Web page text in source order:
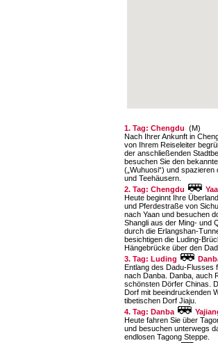
1. Tag: Chengdu (M)
Nach Ihrer Ankunft in
von Ihrem Reiseleiter
der anschließenden
besuchen Sie den
(„Wuhuosi“) und
und Teehäusern.
2. Tag: Chengdu
Heute beginnt Ihre
und Pferdestraße von
nach Yaan und besuchen
Shangli aus der Ming- und
durch die Erlangshan-
besichtigen die Luding-
Hängebrücke über den
3. Tag: Luding
Entlang des Dadu-Flusses
nach Danba. Danba, auch
schönsten Dörfer Chinas.
Dorf mit beeindruckenden
tibetischen Dorf Jiaju.
4. Tag: Danba
Heute fahren Sie über
und besuchen unterwegs
endlosen Tagong Steppe.